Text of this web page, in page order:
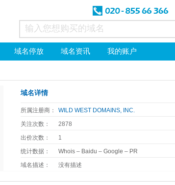
域名停放 域名资讯 我的账户
域名详情
所属注册商：
WILD WEST DOMAINS, INC.
关注次数：
2878
出价次数：
1
统计数据：
Whois – Baidu –Google – PR
域名描述：
没有描述